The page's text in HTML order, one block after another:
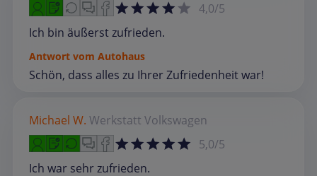
4,0/5
Ich bin äußerst zufrieden.
Antwort vom Autohaus
Schön, dass alles zu Ihrer Zufriedenheit war!
Michael W. Werkstatt Volkswagen
5,0/5
Ich war sehr zufrieden.